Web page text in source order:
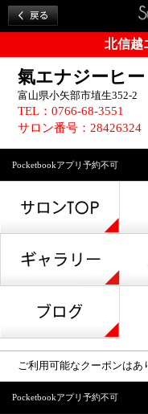
北信越
氣エナジーヒ
富山県小矢部市埴生352-2
TEL：0766-68-3551
サロン番号：28426324
Pocketbookアプリ予約不可
ご利用可能なクーポンはあ
Pocketbookアプリ予約不可